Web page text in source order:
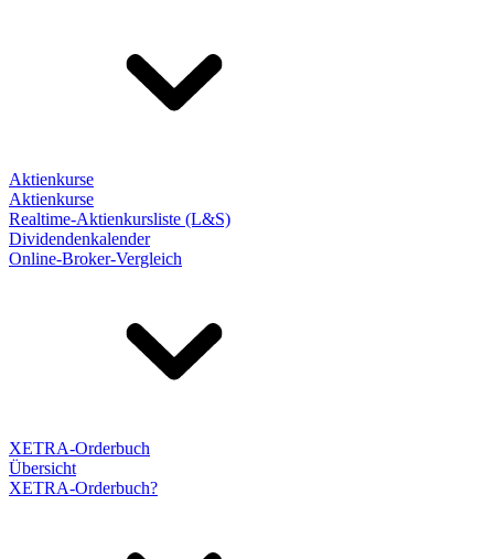
Aktienkurse
Aktienkurse
Realtime-Aktienkursliste (L&S)
Dividendenkalender
Online-Broker-Vergleich
XETRA-Orderbuch
Übersicht
XETRA-Orderbuch?